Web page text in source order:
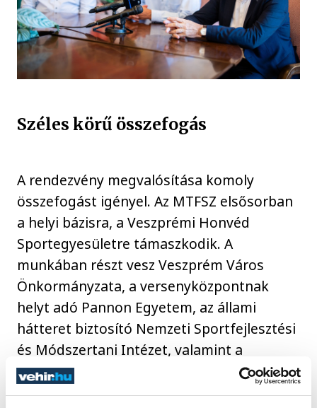
Széles körű összefogás
A rendezvény megvalósítása komoly
összefogást igényel. Az MTFSZ elsősorban
a helyi bázisra, a Veszprémi Honvéd
Sportegyesületre támaszkodik. A
munkában részt vesz Veszprém Város
Önkormányzata, a versenyközpontnak
helyt adó Pannon Egyetem, az állami
hátteret biztosító Nemzeti Sportfejlesztési
és Módszertani Intézet, valamint a
versenyterepek használatát biztosító
Magyar Honvédség is.